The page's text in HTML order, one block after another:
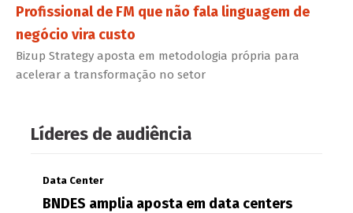
Profissional de FM que não fala linguagem de
negócio vira custo
Bizup Strategy aposta em metodologia própria para
acelerar a transformação no setor
Líderes de audiência
Data Center
BNDES amplia aposta em data centers